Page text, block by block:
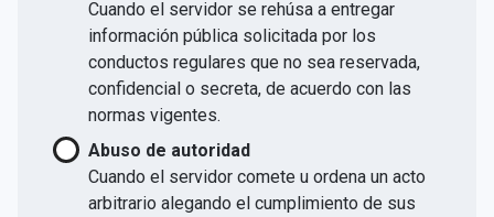
Cuando el servidor se rehúsa a entregar
información pública solicitada por los
conductos regulares que no sea reservada,
confidencial o secreta, de acuerdo con las
normas vigentes.
Abuso de autoridad
Cuando el servidor comete u ordena un acto
arbitrario alegando el cumplimiento de sus